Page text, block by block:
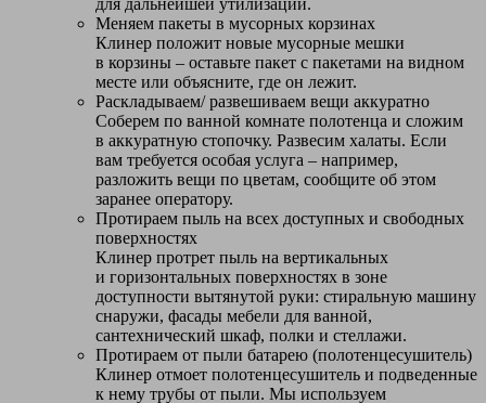
Меняем пакеты в мусорных корзинах
Клинер положит новые мусорные мешки
в корзины – оставьте пакет с пакетами на видном
месте или объясните, где он лежит.
Раскладываем/ развешиваем вещи аккуратно
Соберем по ванной комнате полотенца и сложим
в аккуратную стопочку. Развесим халаты. Если
вам требуется особая услуга – например,
разложить вещи по цветам, сообщите об этом
заранее оператору.
Протираем пыль на всех доступных и свободных
поверхностях
Клинер протрет пыль на вертикальных
и горизонтальных поверхностях в зоне
доступности вытянутой руки: стиральную машину
снаружи, фасады мебели для ванной,
сантехнический шкаф, полки и стеллажи.
Протираем от пыли батарею (полотенцесушитель)
Клинер отмоет полотенцесушитель и подведенные
к нему трубы от пыли. Мы используем